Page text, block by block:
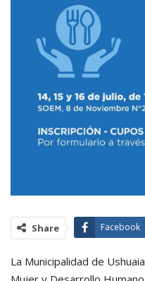
Share Facebook
La Municipalidad de